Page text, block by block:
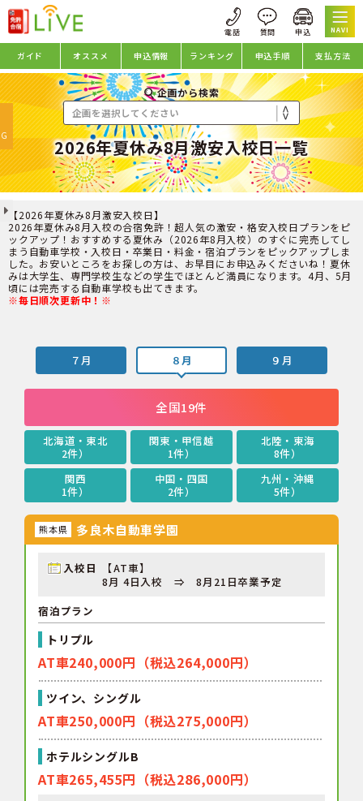
NAVI
ガイド オススメ 申込情報 ランキング 申込手順 支払方法
企画から検索
2026年夏休み8月激安入校日一覧
【2026年夏休み8月激安入校日】
2026年夏休み8月入校の合宿免許！超人気の激安・格安入校日プランをピ
ックアップ！おすすめする夏休み（2026年8月入校）のすぐに完売してし
まう自動車学校・入校日・卒業日・料金・宿泊プランをピックアップしま
した。お安いところをお探しの方は、お早目にお申込みくださいね！夏休
みは大学生、専門学校生などの学生でほとんど満員になります。4月、5月
頃には完売する自動車学校も出てきます。
※毎日順次更新中！※
７月 ８月 ９月
全国19件
熊本県 多良木自動車学園
入校日
【AT車】
8月 4日入校 ⇒ 8月21日卒業予定
宿泊プラン
トリプル
AT車240,000円（税込264,000円）
ツイン、シングル
AT車250,000円（税込275,000円）
ホテルシングルB
AT車265,455円（税込286,000円）
北海道・東北
2件）
関東・甲信越
1件）
北陸・東海
8件）
関西
1件）
中国・四国
2件）
九州・沖縄
5件）